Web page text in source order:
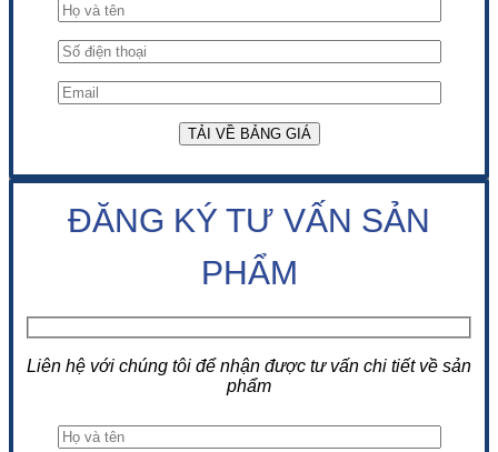
ĐĂNG KÝ TƯ VẤN SẢN
PHẨM
Liên hệ với chúng tôi để nhận được tư vấn chi tiết về sản
phẩm